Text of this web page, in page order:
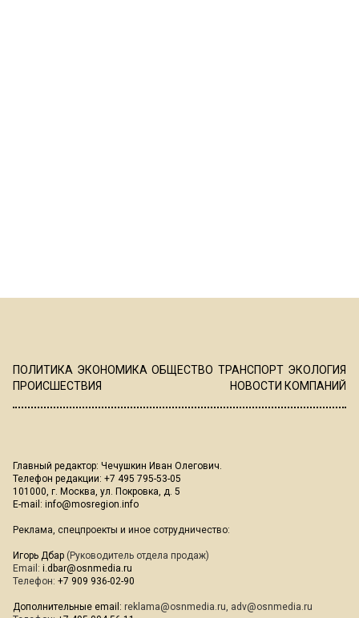
ПОЛИТИКА ЭКОНОМИКА ОБЩЕСТВО ТРАНСПОРТ ЭКОЛОГИЯ
ПРОИСШЕСТВИЯ
НОВОСТИ КОМПАНИЙ
Главный редактор: Чечушкин Иван Олегович.
Телефон редакции: +7 495 795-53-05
101000, г. Москва, ул. Покровка, д. 5
E-mail: info@mosregion.info
Реклама, спецпроекты и иное сотрудничество:
Игорь Дбар (Руководитель отдела продаж)
Email: i.dbar@osnmedia.ru
Телефон: +7 909 936-02-90
Дополнительные email: reklama@osnmedia.ru, adv@osnmedia.ru